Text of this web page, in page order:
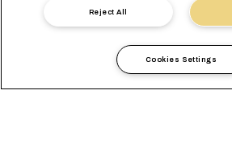
Blog
Contacta con nosotros
Reject All
Cookies Settings